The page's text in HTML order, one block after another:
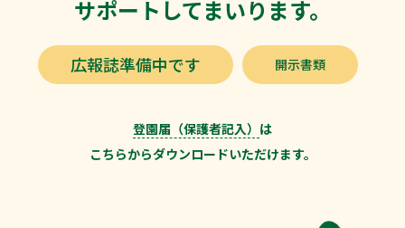
サポートしてまいります。
広報誌準備中です 開示書類
登園届（保護者記入） は
こちらからダウンロードいただけます。